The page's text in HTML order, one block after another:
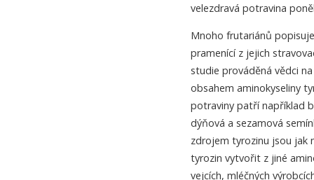
velezdravá potravina
Mnoho frutariánů
pramenící z jejich
studie prováděná vědci
obsahem aminokyseliny
potraviny patří například
dýňová a sezamová
zdrojem tyrozinu jsou jak
tyrozin vytvořit z jiné
vejcích, mléčných